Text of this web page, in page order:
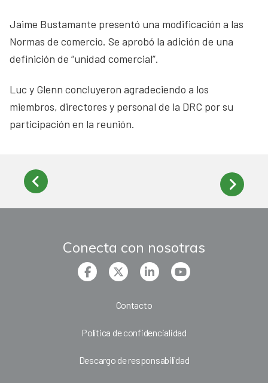
Jaime Bustamante presentó una modificación a las
Normas de comercio. Se aprobó la adición de una
definición de “unidad comercial”.
Luc y Glenn concluyeron agradeciendo a los
miembros, directores y personal de la DRC por su
participación en la reunión.
Conecta con nosotras
Contacto
Política de confidencialidad
Descargo de responsabilidad